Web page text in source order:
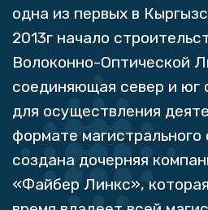
одна из первых в
2013г начало
Волоконно-Оптической
соединяющая север и юг
для осуществления
формате
создана дочерняя
«Файбер Линкс»,